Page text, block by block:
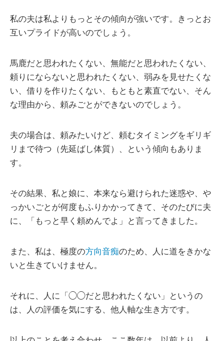
私の夫は私よりもっとその傾向が強いです。きっとお
互いプライドが高いのでしょう。
馬鹿だと思われたくない、無能だと思われたくない、
頼りにならないと思われたくない、弱みを見せたくな
い、借りを作りたくない、もともと素直でない、そん
な理由から、頼みごとができないのでしょう。
夫の場合は、頼みたいけど、頼むタイミングをギリギ
リまで待つ（先延ばし体質）、という傾向もありま
す。
その結果、私と娘に、本来なら避けられた迷惑や、や
っかいごとが何度もふりかかってきて、そのたびに夫
に、「もっと早く頼めんでよ」と言ってきました。
また、私は、極度の方向音痴のため、人に道をきかな
いと生きていけません。
それに、人に「◯◯だと思われたくない」というの
は、人の評価を気にする、他人軸な生き方です。